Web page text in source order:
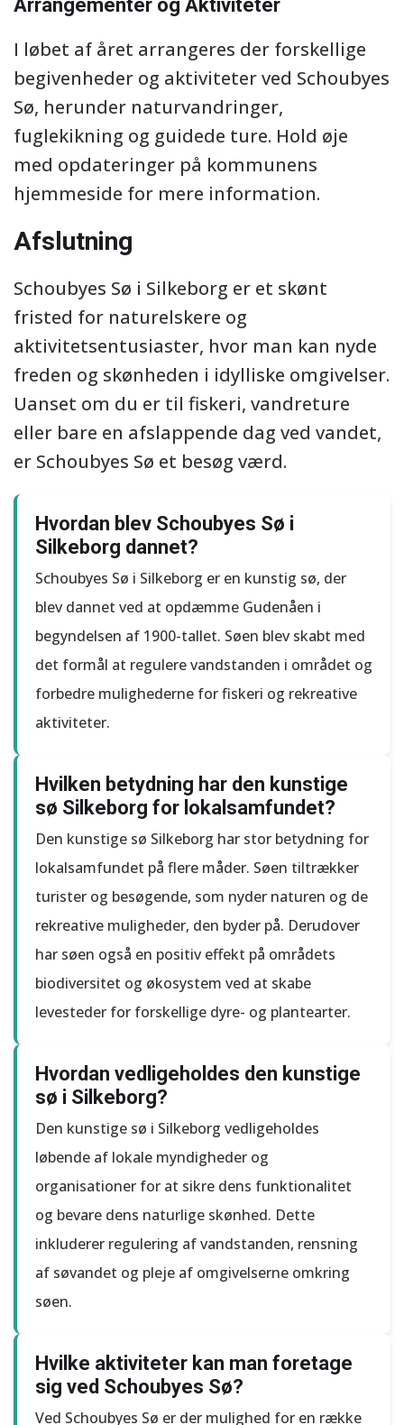
Arrangementer og Aktiviteter
I løbet af året arrangeres der forskellige
begivenheder og aktiviteter ved Schoubyes
Sø, herunder naturvandringer,
fuglekikning og guidede ture. Hold øje
med opdateringer på kommunens
hjemmeside for mere information.
Afslutning
Schoubyes Sø i Silkeborg er et skønt
fristed for naturelskere og
aktivitetsentusiaster, hvor man kan nyde
freden og skønheden i idylliske omgivelser.
Uanset om du er til fiskeri, vandreture
eller bare en afslappende dag ved vandet,
er Schoubyes Sø et besøg værd.
Hvordan blev Schoubyes Sø i
Silkeborg dannet?
Schoubyes Sø i Silkeborg er en kunstig sø, der
blev dannet ved at opdæmme Gudenåen i
begyndelsen af 1900-tallet. Søen blev skabt med
det formål at regulere vandstanden i området og
forbedre mulighederne for fiskeri og rekreative
aktiviteter.
Hvilken betydning har den kunstige
sø Silkeborg for lokalsamfundet?
Den kunstige sø Silkeborg har stor betydning for
lokalsamfundet på flere måder. Søen tiltrækker
turister og besøgende, som nyder naturen og de
rekreative muligheder, den byder på. Derudover
har søen også en positiv effekt på områdets
biodiversitet og økosystem ved at skabe
levesteder for forskellige dyre- og plantearter.
Hvordan vedligeholdes den kunstige
sø i Silkeborg?
Den kunstige sø i Silkeborg vedligeholdes
løbende af lokale myndigheder og
organisationer for at sikre dens funktionalitet
og bevare dens naturlige skønhed. Dette
inkluderer regulering af vandstanden, rensning
af søvandet og pleje af omgivelserne omkring
søen.
Hvilke aktiviteter kan man foretage
sig ved Schoubyes Sø?
Ved Schoubyes Sø er der mulighed for en række